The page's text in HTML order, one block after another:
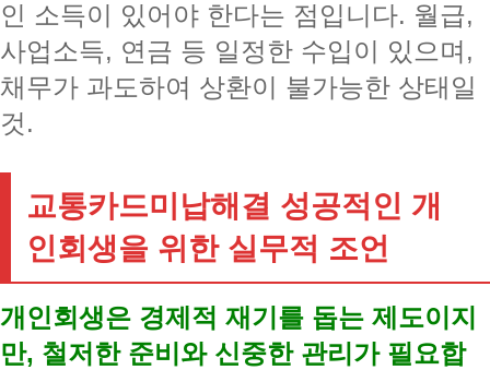
인 소득이 있어야 한다는 점입니다. 월급,
사업소득, 연금 등 일정한 수입이 있으며,
채무가 과도하여 상환이 불가능한 상태일
것.
교통카드미납해결 성공적인 개
인회생을 위한 실무적 조언
개인회생은 경제적 재기를 돕는 제도이지
만, 철저한 준비와 신중한 관리가 필요합